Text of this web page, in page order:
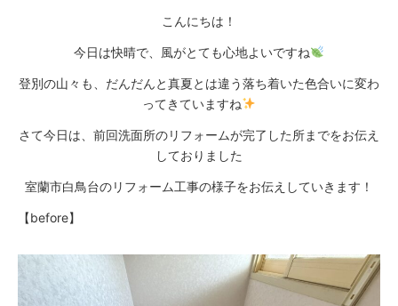
こんにちは！
今日は快晴で、風がとても心地よいですね
登別の山々も、だんだんと真夏とは違う落ち着いた色合いに変わ
ってきていますね
さて今日は、前回洗面所のリフォームが完了した所までをお伝え
しておりました
室蘭市白鳥台のリフォーム工事の様子をお伝えしていきます！
【before】